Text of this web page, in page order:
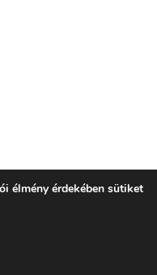
élmény érdekében sütiket
GDPR Cookie Banner